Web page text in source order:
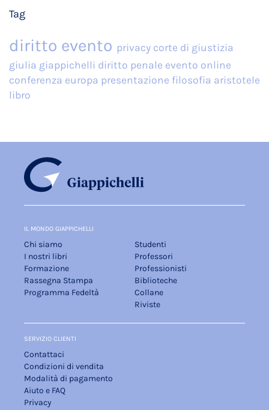
Tag
diritto evento privacy corte di giustizia
giulia giappichelli diritto penale evento online
conferenza europa presentazione filosofia aristotele
libro
IL MONDO GIAPPICHELLI
Chi siamo
I nostri libri
Formazione
Rassegna Stampa
Programma Fedeltà
Studenti
Professori
Professionisti
Biblioteche
Collane
Riviste
SERVIZIO CLIENTI
Contattaci
Condizioni di vendita
Modalità di pagamento
Aiuto e FAQ
Privacy